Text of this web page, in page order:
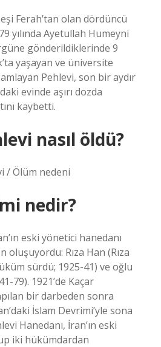
eşi Ferah’tan olan dördüncü
yılında Ayetullah Humeyni
gönderildiklerinde 9
yaşayan ve üniversite
Pehlevi, son bir aydır
evinde aşırı dozda
kaybetti.
nasıl öldü?
/ Ölüm nedeni
nedir?
eski yönetici hanedanı
Rıza Han (Rıza
sürdü; 1925-41) ve oğlu
79). 1921’de Kaçar
bir darbeden sonra
İslam Devrimi’yle sona
Hanedanı, İran’ın eski
iki hükümdardan